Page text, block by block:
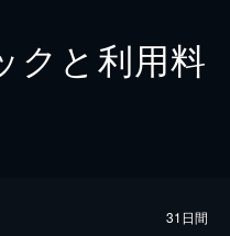
クと利用料
31日間